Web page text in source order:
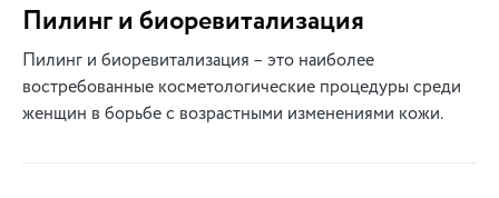
Пилинг и биоревитализация
Пилинг и биоревитализация – это наиболее
востребованные косметологические процедуры среди
женщин в борьбе с возрастными изменениями кожи.